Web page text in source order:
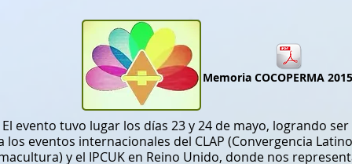
tuvo lugar los días 23 y 24 de mayo, logrando ser
los eventos internacionales del CLAP (Convergencia
y el IPCUK en Reino Unido, donde nos
Memoria COCOPERMA